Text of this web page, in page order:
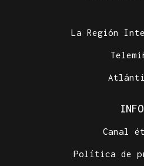
La Región
INFO
Canal
Política de